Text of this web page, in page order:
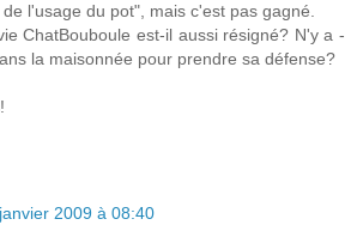
l'usage du pot", mais c'est pas gagné.
ChatBouboule est-il aussi résigné? N'y a -
la maisonnée pour prendre sa défense?
2009 à 08:40